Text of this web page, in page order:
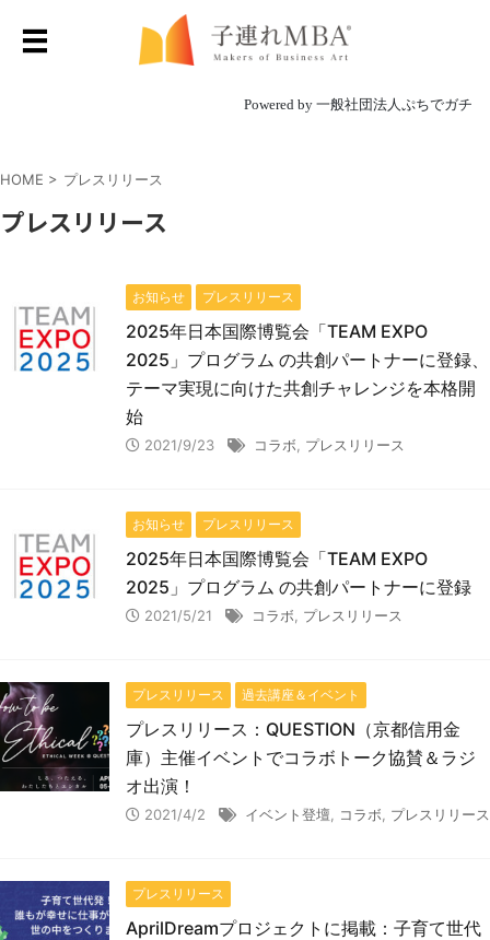
Powered by 一般社団法人ぷちでガチ
HOME > プレスリリース
プレスリリース
お知らせ プレスリリース
2025年日本国際博覧会「TEAM EXPO
2025」プログラム の共創パートナーに登録、
テーマ実現に向けた共創チャレンジを本格開
始
2021/9/23 コラボ プレスリリース
お知らせ プレスリリース
2025年日本国際博覧会「TEAM EXPO
2025」プログラム の共創パートナーに登録
2021/5/21 コラボ プレスリリース
プレスリリース 過去講座＆イベント
プレスリリース：QUESTION（京都信用金
庫）主催イベントでコラボトーク協賛＆ラジ
オ出演！
2021/4/2 イベント登壇 コラボ プレスリリース
プレスリリース
AprilDreamプロジェクトに掲載：子育て世代